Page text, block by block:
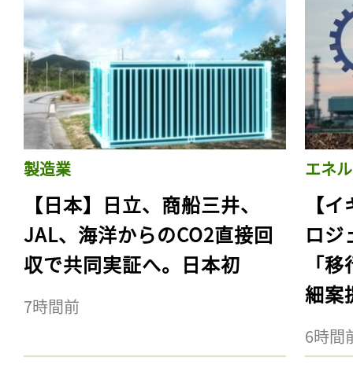
製造業
【日本】日立、商船三井、
JAL、海洋からのCO2直接回
収で共同実証へ。日本初
7時間前
エネ
【
ロジ
「
細案
6時間